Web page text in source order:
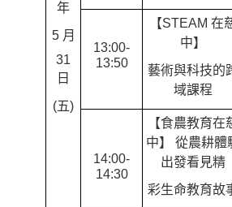
年
5 月
31
日
(五)
13:00-
13:50
【STEAM 在
中】
藝術與科技的
域課程
14:00-
14:30
【食農教育在
中】 從農耕體
出發看見精
彩生命教育故